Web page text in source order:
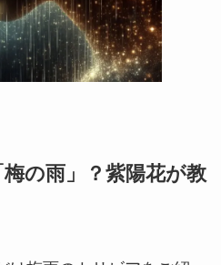
の雨」？紫陽花が教